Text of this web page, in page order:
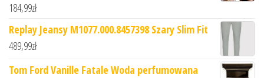
184,99zł
Replay Jeansy M1077.000.8457398 Szary Slim Fit
489,99zł
Tom Ford Vanille Fatale Woda perfumowana